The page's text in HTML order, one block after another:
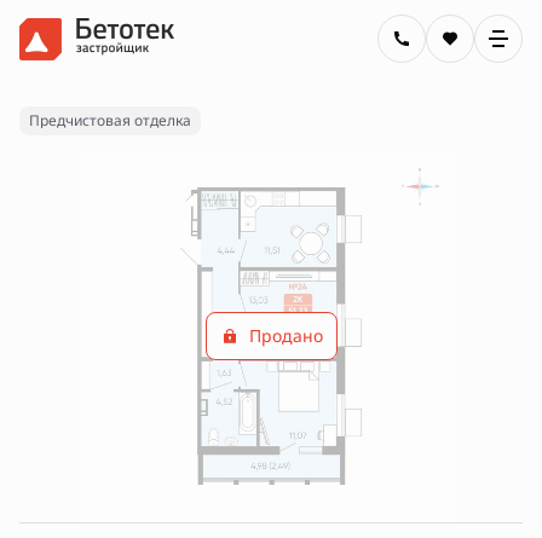
2-комнатная53.72 м Цена по запросу
Предчистовая отделка
Продано